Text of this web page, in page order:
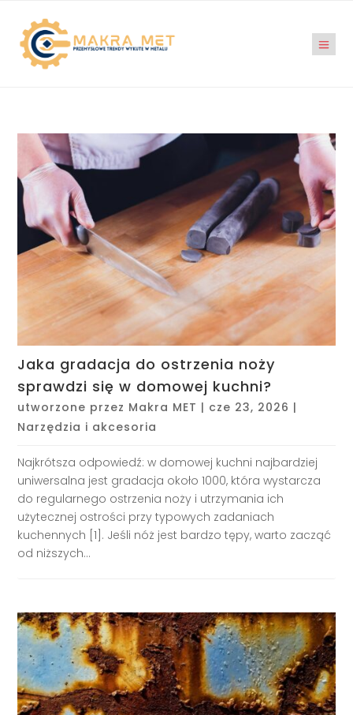
Jaka gradacja do ostrzenia noży
sprawdzi się w domowej kuchni?
utworzone przez Makra MET | cze 23, 2026 |
Narzędzia i akcesoria
Najkrótsza odpowiedź: w domowej kuchni najbardziej
uniwersalna jest gradacja około 1000, która wystarcza
do regularnego ostrzenia noży i utrzymania ich
użytecznej ostrości przy typowych zadaniach
kuchennych [1]. Jeśli nóż jest bardzo tępy, warto zacząć
od niższych...